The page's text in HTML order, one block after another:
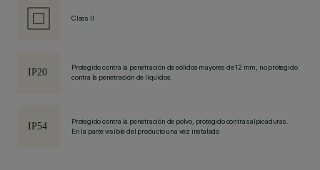
Class II
Protegido contra la penetración de sólidos mayores de 12 mm, no protegido
contra la penetración de líquidos.
Protegido contra la penetración de polvo, protegido contra salpicaduras.
En la parte visible del producto una vez instalado